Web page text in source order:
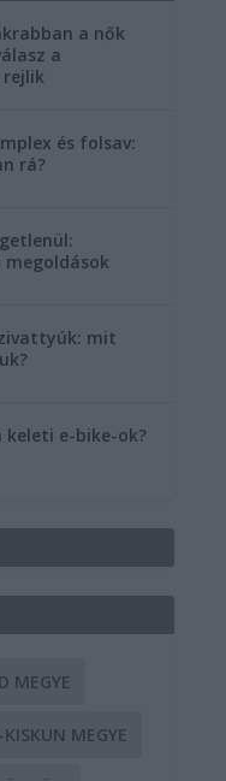
a nők
a
rejlik
és folsav:
rá?
megoldások
mit
e-bike-ok?
MEGYE
KISKUN MEGYE